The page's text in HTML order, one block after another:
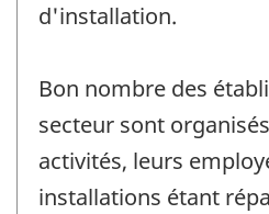
d'installation.
Bon nombre des
secteur sont
activités, leurs
installations étant